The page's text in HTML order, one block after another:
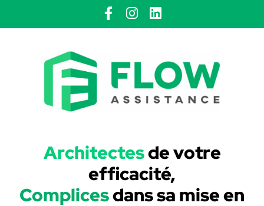
Architectesde votre
efficacité,
Complicesdans sa mise en